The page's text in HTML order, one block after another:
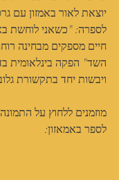
יוצאת לאור באמזון עם
לספרה: "כשאני לוחשת
חיים מספקים מבחינה
השד" הפקה בינלאומית
ויבשות יחד בתקשורת
מוזמנים ללחוץ על
לספר באמאזון: